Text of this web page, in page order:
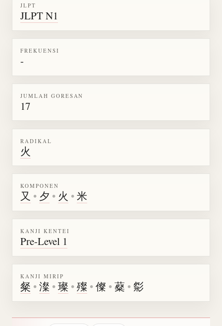
JLPT
JLPT N1
FREKUENSI
-
JUMLAH GORESAN
17
RADIKAL
火
KOMPONEN
又 • 夕 • 火 •米
KANJI KENTEI
Pre-Level 1
KANJI MIRIP
粲 •澯 •璨 •殩 •儏 •薒 •㣓